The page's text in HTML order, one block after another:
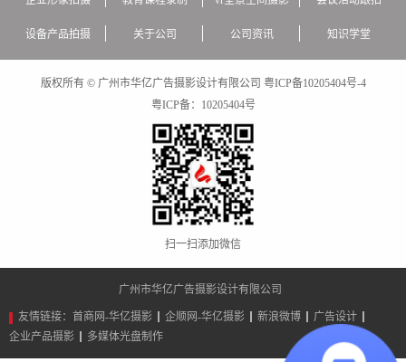
设备产品拍摄 关于公司 公司资讯 知识学堂
版权所有 © 广州市华亿广告摄影设计有限公司 粤ICP备10205404号-4
粤ICP备：
10205404号
扫一扫添加微信
广州市华亿广告摄影设计有限公司
友情链接： 首商网-华亿摄影 企顺网-华亿摄影 新浪微博
广告设计
企业产品摄影
多媒体光盘制作